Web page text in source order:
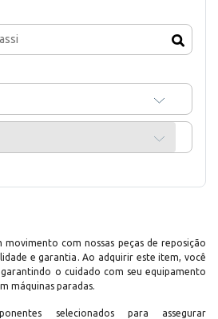
com nossas peças de reposição
e garantia. Ao adquirir este item, você
o cuidado com seu equipamento
máquinas paradas.
selecionados para assegurar